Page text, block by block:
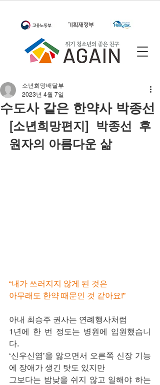
수도사 같은 한약사 박종선
소년희망배달부
2023년 4월 7일
[소년희망편지] 박종선 후
원자의 아름다운 삶
“내가 쓰러지지 않게 된 것은
아무래도 한약 때문인 것 같아요!”
아내 최승주 권사는 연례행사처럼
1년에 한 번 정도는 병원에 입원했습니
다.
‘신우신염’을 앓으면서 오른쪽 신장 기능
에 장애가 생긴 탓도 있지만
그보다는 밤낮을 쉬지 않고 일해야 하는